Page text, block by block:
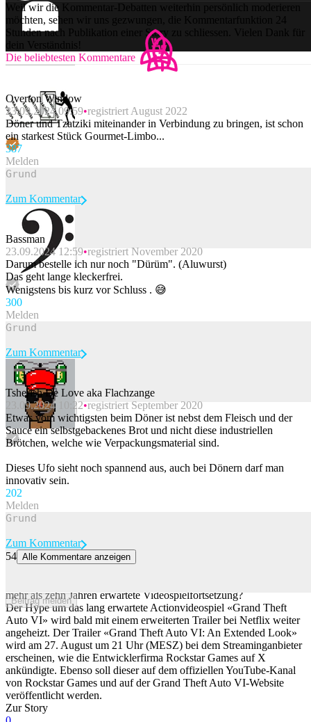
Weil wir die Kommentar-Debatten weiterhin persönlich moderieren
möchten, sehen wir uns gezwungen, die Kommentarfunktion 24
Stunden nach Publikation einer Story zu schliessen. Vielen Dank für
dein Verständnis!
Die beliebtesten Kommentare
Overton Window
23.09.2024 09:59 registriert August 2022
Döner und Tzatziki miteinander in Verbindung zu bringen, ist schon
ein starkest Stück Gourmet-Limbo...
387
Melden
Beitrag melden
Zum Kommentar
Bassman
23.09.2024 12:59 registriert November 2020
Darum bestelle ich nur noch "Dürüm". (Aluwurst)
Das geht lange kleckerfrei.
Wenigstens bis kurz vor Schluss . 😅
300
Melden
Beitrag melden
Zum Kommentar
Tsherish De Love aka Flachzange
23.09.2024 10:22 registriert September 2020
Etwas vom wichtigsten beim Döner ist nebst dem Fleisch und der
Sauce ein selbstgebackenes Brot und nicht diese industriellen
Brötchen, welche wie Verpackungsmaterial sind.
Dieses Ufo sieht noch spannend aus, auch bei Dönern darf man
innovativ sein.
202
Melden
Beitrag melden
Zum Kommentar
54 Alle Kommentare anzeigen
mehr als zehn Jahren erwartete Videospielfortsetzung?
Der Hype um das lang erwartete Actionvideospiel «Grand Theft
Auto VI» wird bald mit einem erweiterten Trailer bei Netflix weiter
angeheizt. Der Trailer «Grand Theft Auto VI: An Extended Look»
wird am 27. August um 21 Uhr (MESZ) bei dem Streaminganbieter
erscheinen, wie die Entwicklerfirma Rockstar Games auf X
ankündigte. Ebenso soll dieser auf dem offiziellen YouTube-Kanal
von Rockstar Games und auf der Grand Theft Auto VI-Website
veröffentlicht werden.
Zur Story